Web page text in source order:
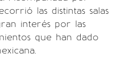
las distintas salas
interés por las
que han dado